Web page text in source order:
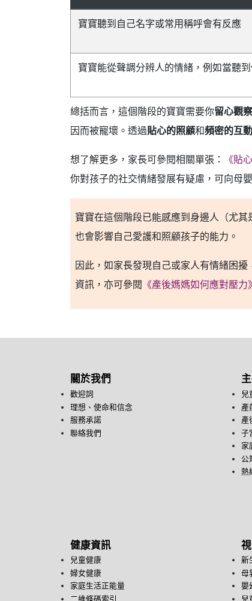
寶寶聽到自己名字或常用稱呼會有反應
寶寶能從聲調分辨人的情緒，例如當聽
總括而言，這個階段的寶寶需要你留心觀察
因而被寵壞。透過貼心的照顧和頻密的互動
想了解更多，家長可參閱相關單張： 《貼
你對孩子的社交情緒發展有疑慮，可向母
寶寶在這個階段已能感應到身邊人（尤
也會影響自己愛護和照顧孩子的能力。
因此，如家長發現自己或家人有情緒困
資訊，亦可參閱 《產後媽媽如何應對壓力》
關於我們
歡迎詞
理想、使命和信念
服務承諾
聯絡我們
兒
產
產
子
家
公
熱
健康資訊
兒童健康
婦女健康
家庭生活正能量
二維條碼索引
新
母
嬰
兒